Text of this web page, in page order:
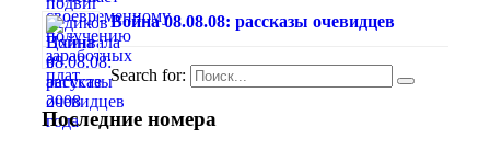
Война 08.08.08: рассказы очевидцев
Search for:
Последние номера